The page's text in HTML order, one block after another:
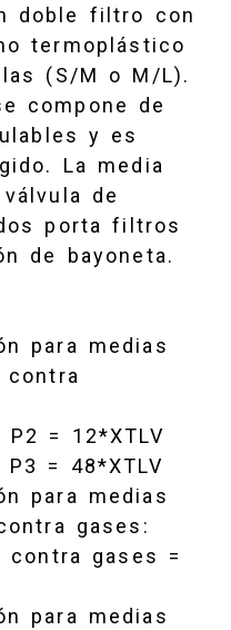
doble filtro con
termoplástico
(S/M o M/L).
compone de
y es
La media
de
porta filtros
de bayoneta.
para medias
= 12*XTLV
= 48*XTLV
para medias
gases:
contra gases =
para medias